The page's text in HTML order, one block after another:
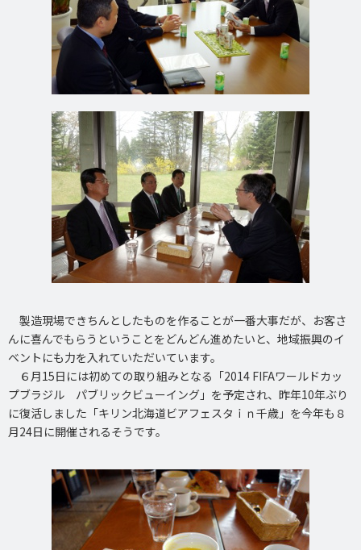
製造現場できちんとしたものを作ることが一番大事だが、お客さ
んに喜んでもらうということをどんどん進めたいと、地域振興のイ
ベントにも力を入れていただいています。
６月15日には初めての取り組みとなる「2014 FIFAワールドカッ
プブラジル パブリックビューイング」を予定され、昨年10年ぶり
に復活しました「キリン北海道ビアフェスタｉｎ千歳」を今年も８
月24日に開催されるそうです。